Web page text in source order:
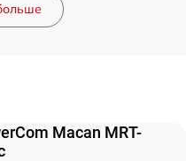
Macan MRT-